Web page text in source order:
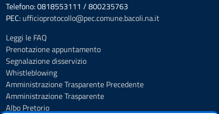
Telefono: 0818553111 / 800235763
PEC: ufficioprotocollo@pec.comune.bacoli.na.it
Leggi le FAQ
Prenotazione appuntamento
Segnalazione disservizio
Whistleblowing
Amministrazione Trasparente Precedente
Amministrazione Trasparente
Albo Pretorio